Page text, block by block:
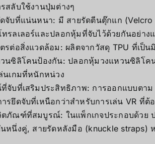
สลับใช้งานปุ่มต่างๆ
จับที่แน่นหนา: มี สายรัดตีนตุ๊กแก (Velcro
รลเลอร์และปลอกหุ้มที่จับไว้ด้วยกันอย่าง
รต่อสิ่งแวดล้อม: ผลิตจากวัสดุ TPU ที่เป็น
นซิลิโคนป้องกัน: ปลอกหุ้มวงแหวนซิลิโค
นเกมที่หนักหน่วง
จับที่เสริมประสิทธิภาพ: การออกแบบตา
รยึดจับที่เหนือกว่าสำหรับการเล่น VR ที่ต้
ตภัณฑ์ที่สมบูรณ์: ในแพ็กเกจประกอบด้วย
หนึ่งคู่, สายรัดหลังมือ (knuckle straps)